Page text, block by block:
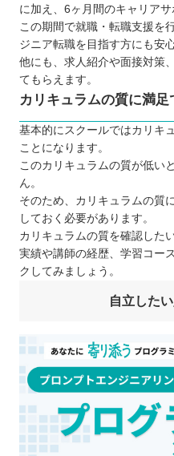
に加え、6ヶ月間のキャリア
この期間で就職・転職支援を
ジニア転職を目指す方にも安
他にも、求人紹介や面接対策
てもらえます。
カリキュラムの質に満足
基本的にスクールではカリキ
ことになります。
このカリキュラムの質が低い
ん。
そのため、カリキュラムの質
しておく必要があります。
カリキュラムの質を確認した
実績や講師の経歴、学習コー
クしてみましょう。
自立した